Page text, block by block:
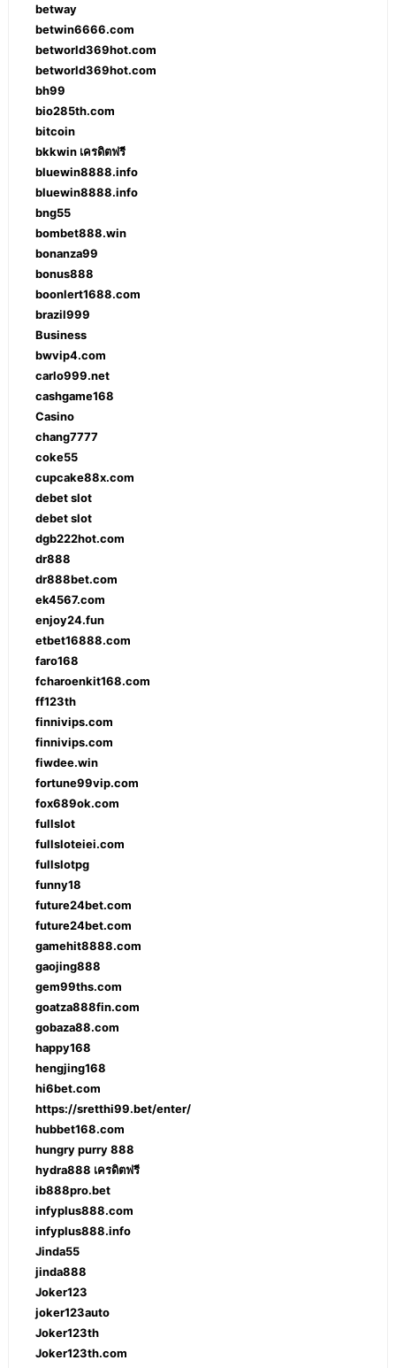
betway
betwin6666.com
betworld369hot.com
betworld369hot.com
bh99
bio285th.com
bitcoin
bkkwin เครดิตฟรี
bluewin8888.info
bluewin8888.info
bng55
bombet888.win
bonanza99
bonus888
boonlert1688.com
brazil999
Business
bwvip4.com
carlo999.net
cashgame168
Casino
chang7777
coke55
cupcake88x.com
debet slot
debet slot
dgb222hot.com
dr888
dr888bet.com
ek4567.com
enjoy24.fun
etbet16888.com
faro168
fcharoenkit168.com
ff123th
finnivips.com
finnivips.com
fiwdee.win
fortune99vip.com
fox689ok.com
fullslot
fullsloteiei.com
fullslotpg
funny18
future24bet.com
future24bet.com
gamehit8888.com
gaojing888
gem99ths.com
goatza888fin.com
gobaza88.com
happy168
hengjing168
hi6bet.com
https://sretthi99.bet/enter/
hubbet168.com
hungry purry 888
hydra888 เครดิตฟรี
ib888pro.bet
infyplus888.com
infyplus888.info
Jinda55
jinda888
Joker123
joker123auto
Joker123th
Joker123th.com